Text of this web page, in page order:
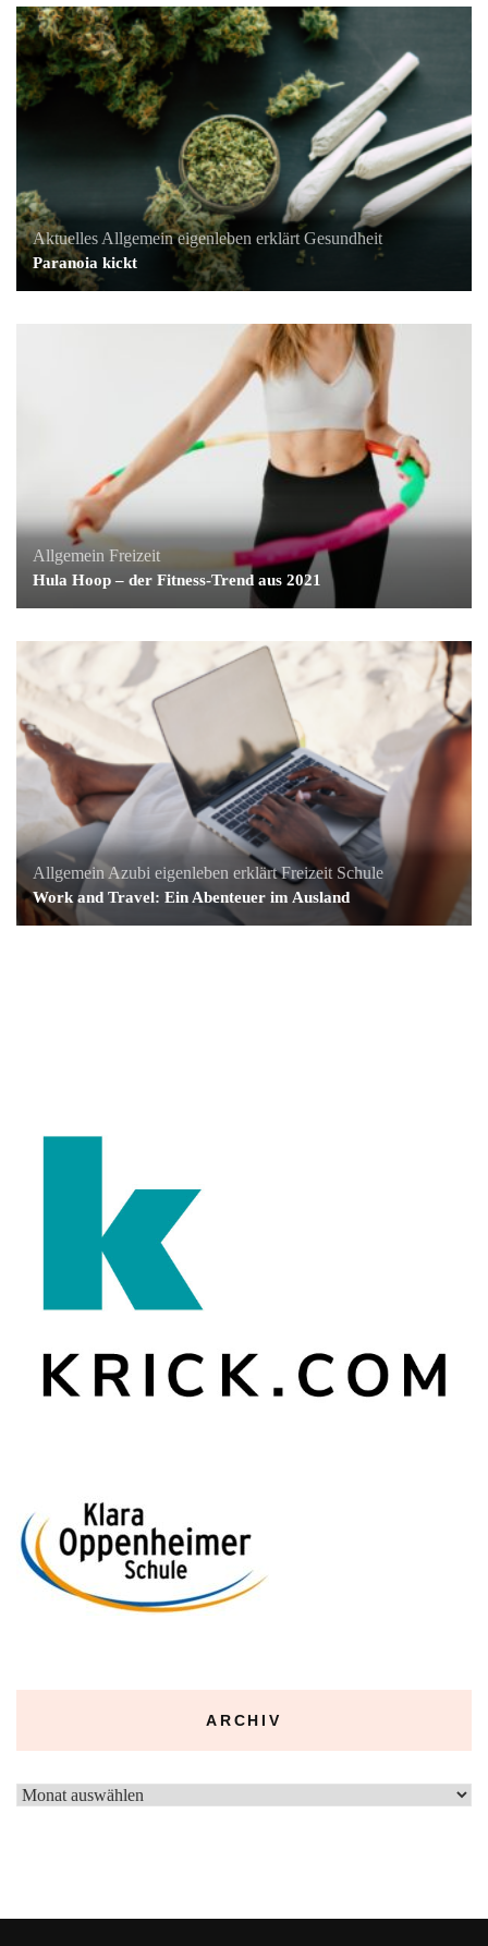
Aktuelles Allgemein eigenleben erklärt Gesundheit
Paranoia kickt
Allgemein Freizeit
Hula Hoop – der Fitness-Trend aus 2021
Allgemein Azubi eigenleben erklärt Freizeit Schule
Work and Travel: Ein Abenteuer im Ausland
ARCHIV
Archiv